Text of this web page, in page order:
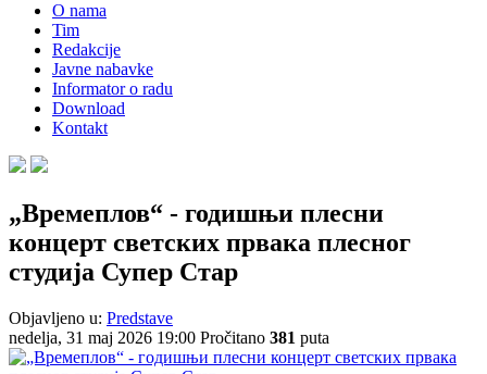
O nama
Tim
Redakcije
Javne nabavke
Informator o radu
Download
Kontakt
„Времеплов“ - годишњи плесни
концерт светских првака плесног
студија Супер Стар
Objavljeno u: Predstave
nedelja, 31 maj 2026 19:00 Pročitano 381 puta